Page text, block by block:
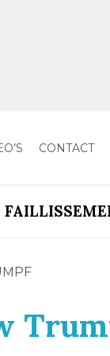
CONTACT